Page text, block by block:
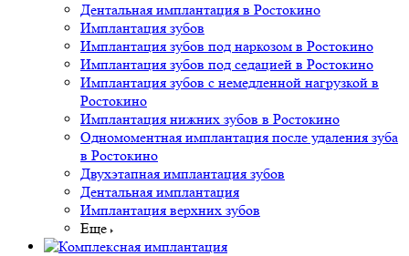
Дентальная имплантация в Ростокино
Имплантация зубов
Имплантация зубов под наркозом в Ростокино
Имплантация зубов под седацией в Ростокино
Имплантация зубов с немедленной нагрузкой в
Ростокино
Имплантация нижних зубов в Ростокино
Одномоментная имплантация после удаления зуба
в Ростокино
Двухэтапная имплантация зубов
Дентальная имплантация
Имплантация верхних зубов
Еще